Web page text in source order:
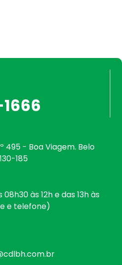
495 - Boa Viagem. Belo
185
às 12h e das 13h às
e telefone)